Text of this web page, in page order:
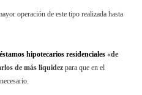
operación de este tipo realizada hasta
hipotecarios residenciales «de
de más liquidez para que en el